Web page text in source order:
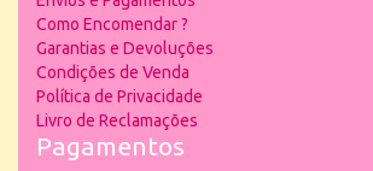
Como Encomendar ?
Garantias e Devoluções
Condições de Venda
Política de Privacidade
Livro de Reclamações
Pagamentos